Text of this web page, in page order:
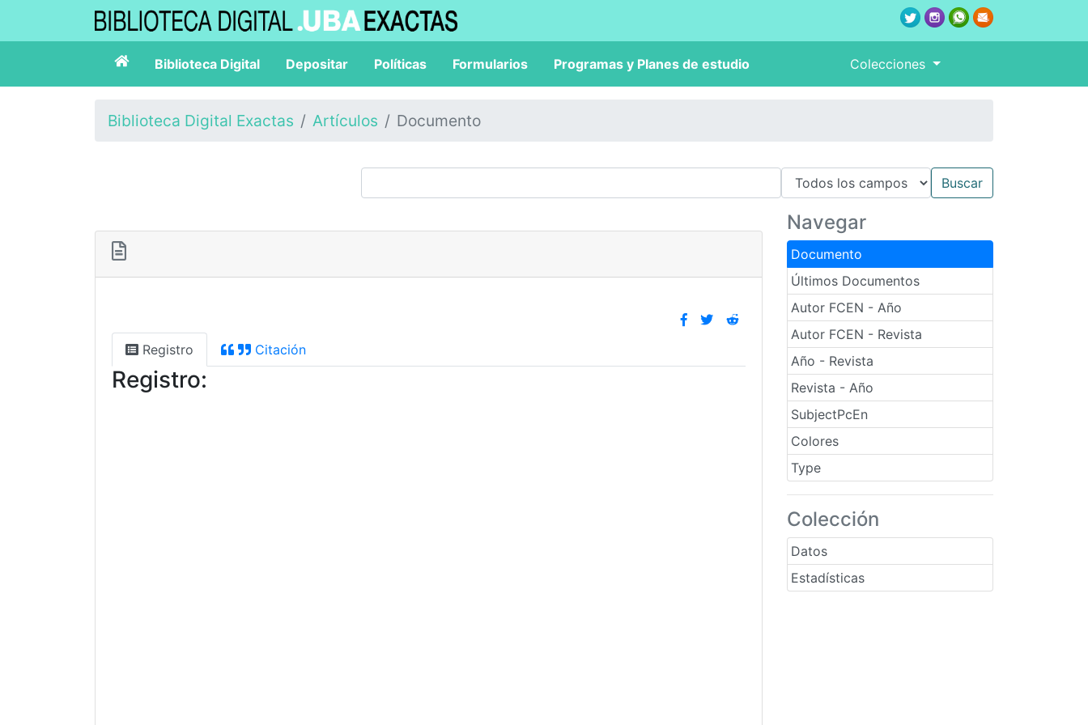
Biblioteca Digital Depositar Políticas Formularios Programas y Planes de estudio Colecciones
Biblioteca Digital Exactas Artículos Documento
Navegar
Documento
Últimos Documentos
Autor FCEN - Año
Autor FCEN - Revista
Año - Revista
Revista - Año
SubjectPcEn
Colores
Type
Colección
Datos
Estadísticas
Registro Citación
Registro: